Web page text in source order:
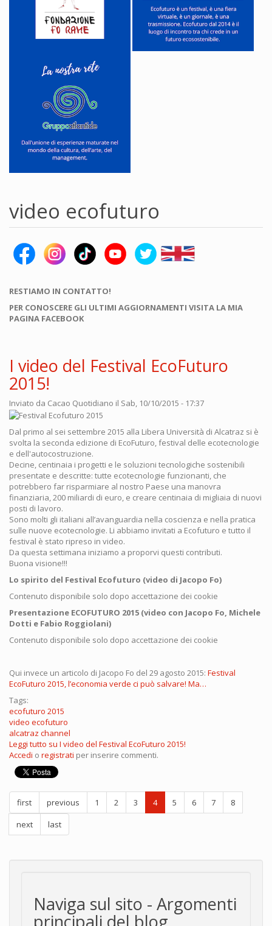
video ecofuturo
RESTIAMO IN CONTATTO!
PER CONOSCERE GLI ULTIMI AGGIORNAMENTI VISITA LA MIA
PAGINA FACEBOOK
I video del Festival EcoFuturo
2015!
Inviato da Cacao Quotidiano il Sab, 10/10/2015 - 17:37
Dal primo al sei settembre 2015 alla Libera Università di Alcatraz si è
svolta la seconda edizione di EcoFuturo, festival delle ecotecnologie
e dell'autocostruzione.
Decine, centinaia i progetti e le soluzioni tecnologiche sostenibili
presentate e descritte: tutte ecotecnologie funzionanti, che
potrebbero far risparmiare al nostro Paese una manovra
finanziaria, 200 miliardi di euro, e creare centinaia di migliaia di nuovi
posti di lavoro.
Sono molti gli italiani all’avanguardia nella coscienza e nella pratica
sulle nuove ecotecnologie. Li abbiamo invitati a Ecofuturo e tutto il
festival è stato ripreso in video.
Da questa settimana iniziamo a proporvi questi contributi.
Buona visione!!!
Lo spirito del Festival Ecofuturo (video di Jacopo Fo)
Contenuto disponibile solo dopo accettazione dei cookie
Presentazione ECOFUTURO 2015 (video con Jacopo Fo, Michele
Dotti e Fabio Roggiolani)
Contenuto disponibile solo dopo accettazione dei cookie
Qui invece un articolo di Jacopo Fo del 29 agosto 2015: Festival
EcoFuturo 2015, l’economia verde ci può salvare! Ma…
Tags:
ecofuturo 2015
video ecofuturo
alcatraz channel
Leggi tutto su I video del Festival EcoFuturo 2015!
Accedi o registrati per inserire commenti.
first previous 1 2 3 4 5 6 7
8
next
last
Naviga sul sito - Argomenti
principali del blog